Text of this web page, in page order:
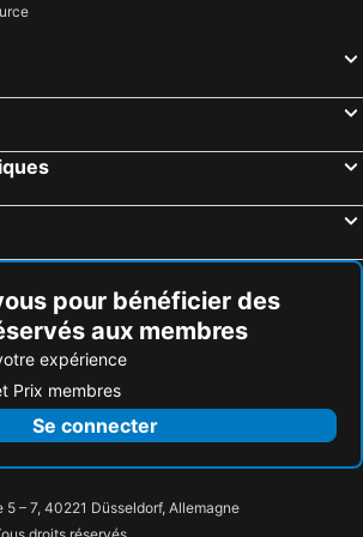
Hôtels
pour bénéficier des
aux membres
expérience
Prix membres
Se connecter
5 – 7, 40221 Düsseldorf, Allemagne